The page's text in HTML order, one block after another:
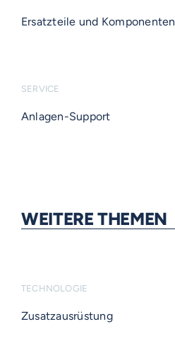
Ersatzteile und Komponenten
SERVICE
Anlagen-Support
WEITERE THEMEN
TECHNOLOGIE
Zusatzausrüstung